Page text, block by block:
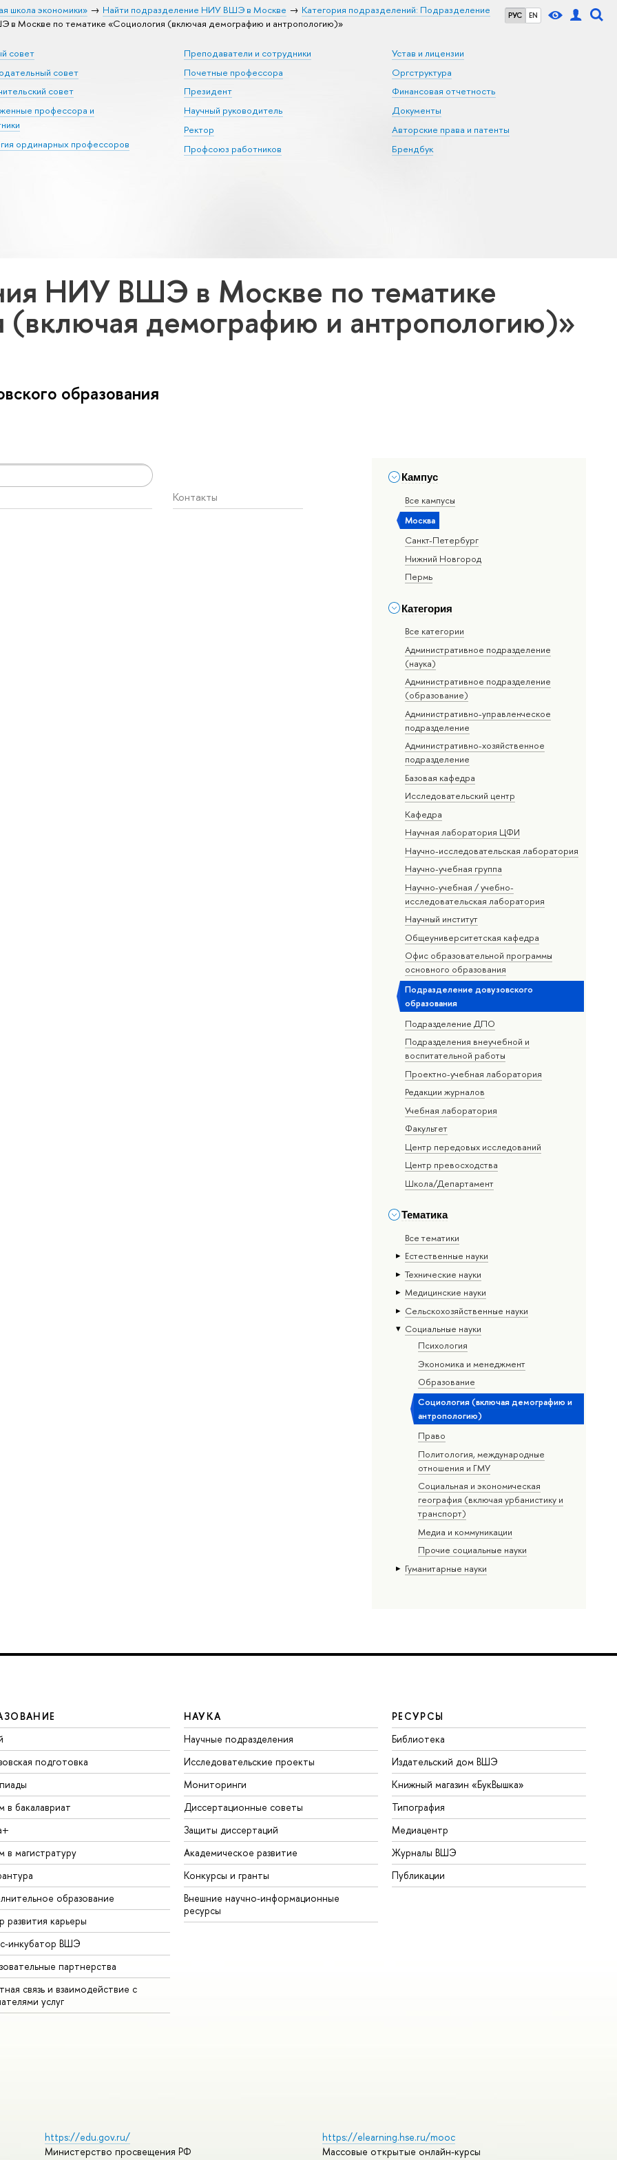
РУС EN
школа экономики» Найти подразделение НИУ ВШЭ в Москве
Категория подразделений: Подразделение
Москве по тематике «Социология (включая демографию и антропологию)»
совет
совет
совет
профессора и
ординарных профессоров
Преподаватели и сотрудники
Почетные профессора
Президент
Научный руководитель
Ректор
Профсоюз работников
Устав и лицензии
Оргструктура
Финансовая отчетность
Документы
Авторские права и патенты
Брендбук
НИУ ВШЭ в Москве по тематике
(включая демографию и антропологию)»
образования
Кампус
Все кампусы
Москва
Санкт-Петербург
Нижний Новгород
Пермь
Категория
Все категории
Административное подразделение
(наука)
Административное подразделение
(образование)
Административно-управленческое
подразделение
Административно-хозяйственное
подразделение
Базовая кафедра
Исследовательский центр
Кафедра
Научная лаборатория ЦФИ
Научно-исследовательская лаборатория
Научно-учебная группа
Научно-учебная / учебно-
исследовательская лаборатория
Научный институт
Общеуниверситетская кафедра
Офис образовательной программы
основного образования
Подразделение довузовского
образования
Подразделение ДПО
Подразделения внеучебной и
воспитательной работы
Проектно-учебная лаборатория
Редакции журналов
Учебная лаборатория
Факультет
Центр передовых исследований
Центр превосходства
Школа/Департамент
Тематика
Все тематики
Естественные науки
Тех­ничес­кие науки
Медицинские науки
Сельскохозяйственные науки
Социальные науки
Психология
Экономика и менеджмент
Образование
Социология (включая демографию и
антропологию)
Право
Политология, международные
отношения и ГМУ
Социальная и экономическая
география (включая урбанистику и
транспорт)
Медиа и коммуникации
Прочие социальные науки
Гуманитарные науки
Контакты
подготовка
в бакалавриат
в магистратуру
образование
развития карьеры
инкубатор ВШЭ
партнерства
связь и взаимодействие с
услуг
НАУКА
Научные подразделения
Исследовательские проекты
Мониторинги
Диссертационные советы
Защиты диссертаций
Академическое развитие
Конкурсы и гранты
Внешние научно-информационные
ресурсы
РЕСУРСЫ
Библиотека
Издательский дом ВШЭ
Книжный магазин «БукВышка»
Типография
Медиацентр
Журналы ВШЭ
Публикации
https://edu.gov.ru/
Министерство просвещения РФ
https://elearning.hse.ru/mooc
Массовые открытые онлайн-курсы